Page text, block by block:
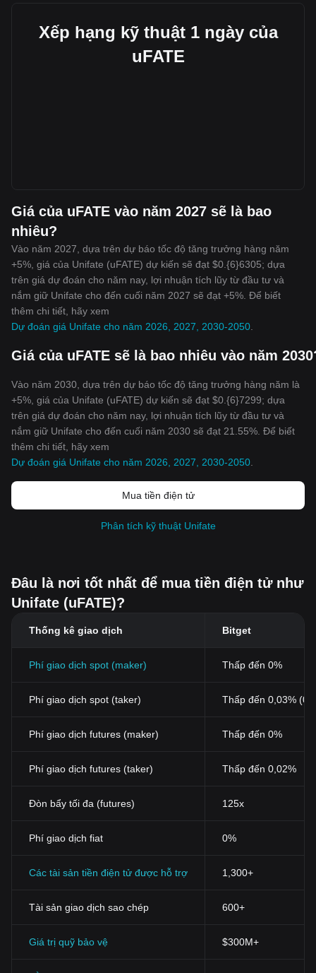
Xếp hạng kỹ thuật 1 ngày của
uFATE
Giá của uFATE vào năm 2027 sẽ là bao
nhiêu?
Vào năm 2027, dựa trên dự báo tốc độ tăng trưởng hàng năm
+5%, giá của Unifate (uFATE) dự kiến sẽ đạt $0.{6}6305; dựa
trên giá dự đoán cho năm nay, lợi nhuận tích lũy từ đầu tư và
nắm giữ Unifate cho đến cuối năm 2027 sẽ đạt +5%. Để biết
thêm chi tiết, hãy xem
Dự đoán giá Unifate cho năm 2026, 2027, 2030-2050
Giá của uFATE sẽ là bao nhiêu vào năm
Vào năm 2030, dựa trên dự báo tốc độ tăng trưởng hàng năm là
+5%, giá của Unifate (uFATE) dự kiến sẽ đạt $0.{6}7299; dựa
trên giá dự đoán cho năm nay, lợi nhuận tích lũy từ đầu tư và
nắm giữ Unifate cho đến cuối năm 2030 sẽ đạt 21.55%. Để biết
thêm chi tiết, hãy xem
Dự đoán giá Unifate cho năm 2026, 2027, 2030-2050
Mua tiền điện tử
Phân tích kỹ thuật Unifate
Đâu là nơi tốt nhất để mua tiền điện tử như
Unifate (uFATE)?
Thống kê giao dịch Bitget
Phí giao dịch spot (maker) Thấp đến 0%
Phí giao dịch spot (taker) Thấp đến 0,03%
Phí giao dịch futures (maker) Thấp đến 0%
Phí giao dịch futures (taker) Thấp đến 0,02%
Đòn bẩy tối đa (futures) 125x
Phí giao dịch fiat 0%
Các tài sản tiền điện tử được hỗ trợ 1,300+
Tài sản giao dịch sao chép 600+
Giá trị quỹ bảo vệ $300M+